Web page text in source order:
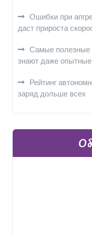
Ошибки при
даст прироста
Самые полезные
знают даже
Рейтинг
заряд дольше всех